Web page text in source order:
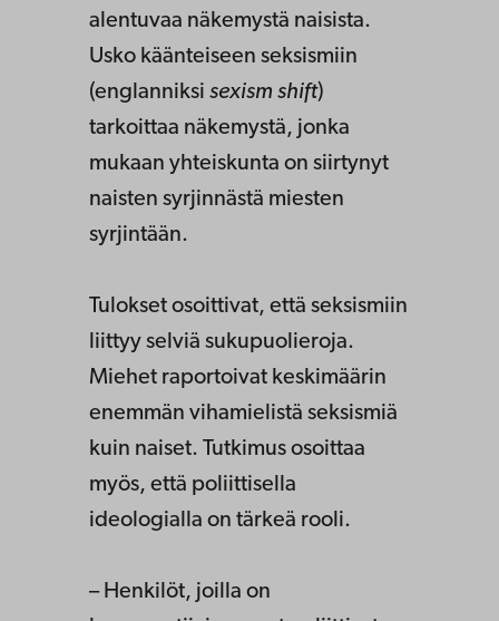
alentuvaa näkemystä naisista.
Usko käänteiseen seksismiin
(englanniksi sexism shift)
tarkoittaa näkemystä, jonka
mukaan yhteiskunta on siirtynyt
naisten syrjinnästä miesten
syrjintään.
Tulokset osoittivat, että seksismiin
liittyy selviä sukupuolieroja.
Miehet raportoivat keskimäärin
enemmän vihamielistä seksismiä
kuin naiset. Tutkimus osoittaa
myös, että poliittisella
ideologialla on tärkeä rooli.
– Henkilöt, joilla on